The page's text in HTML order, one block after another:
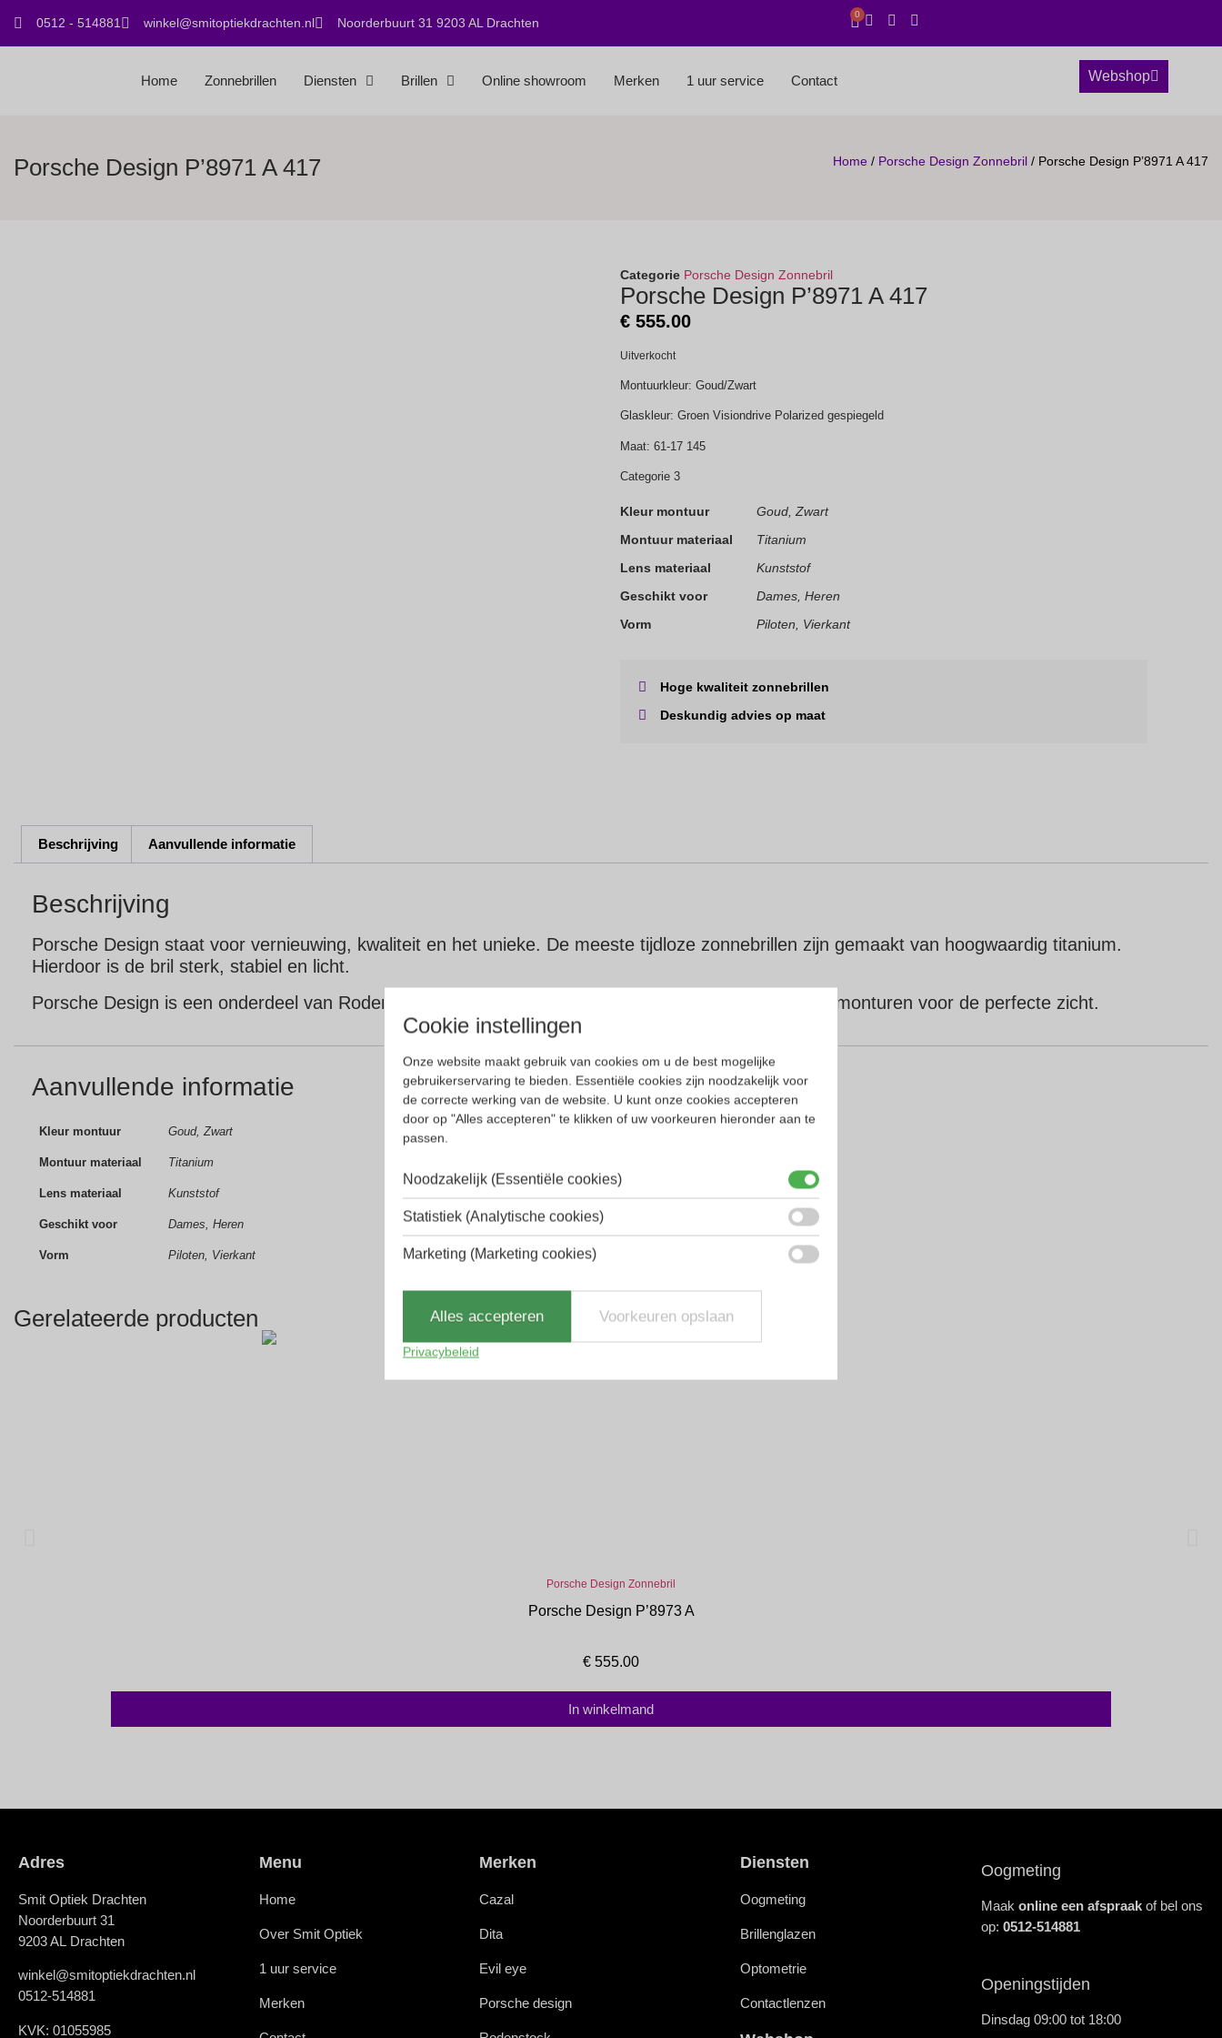
0512 - 514881 winkel@smitoptiekdrachten.nl Noorderbuurt 31 9203 AL Drachten
0
Home Zonnebrillen Diensten Brillen Online showroom Merken 1 uur service Contact Webshop
Porsche Design P’8971 A 417 Home / Porsche Design Zonnebril / Porsche Design P’8971 A 417
Categorie Porsche Design Zonnebril
Porsche Design P’8971 A 417
€ 555.00
Uitverkocht
Montuurkleur: Goud/Zwart
Glaskleur: Groen Visiondrive Polarized gespiegeld
Maat: 61-17 145
Categorie 3
Kleur montuur
Goud, Zwart
Montuur materiaal
Titanium
Lens materiaal
Kunststof
Geschikt voor
Dames, Heren
Vorm
Piloten, Vierkant
Hoge kwaliteit zonnebrillen
Deskundig advies op maat
Beschrijving Aanvullende informatie
Beschrijving
Porsche Design staat voor vernieuwing, kwaliteit en het unieke. De meeste tijdloze zonnebrillen zijn gemaakt van hoogwaardig titanium.
Hierdoor is de bril sterk, stabiel en licht.
Porsche Design is een onderdeel van Rodenstock, welke al 140 jaar bekend is met brillenglazen en monturen voor de perfecte zicht.
Aanvullende informatie
Kleur montuur Goud, Zwart
Montuur materiaal Titanium
Lens materiaal Kunststof
Geschikt voor Dames, Heren
Vorm Piloten, Vierkant
Gerelateerde producten
Porsche Design Zonnebril
Porsche Design P’8973 A
€ 555.00
In winkelmand
Adres
Smit Optiek Drachten
Noorderbuurt 31
9203 AL Drachten
winkel@smitoptiekdrachten.nl
0512-514881
KVK: 01055985
Menu
Home
Over Smit Optiek
1 uur service
Merken
Merken
Cazal
Dita
Evil eye
Porsche design
Diensten
Oogmeting
Brillenglazen
Optometrie
Contactlenzen
Oogmeting
Maakonline een afspraak of bel ons
op:0512-514881
Openingstijden
Dinsdag 09:00 tot 18:00
Cookie instellingen
Onze website maakt gebruik van cookies om u de best mogelijke
gebruikerservaring te bieden. Essentiële cookies zijn noodzakelijk voor
de correcte werking van de website. U kunt onze cookies accepteren
door op "Alles accepteren" te klikken of uw voorkeuren hieronder aan te
passen.
Noodzakelijk (Essentiële cookies)
Statistiek (Analytische cookies)
Marketing (Marketing cookies)
Alles accepteren Voorkeuren opslaan
Privacybeleid